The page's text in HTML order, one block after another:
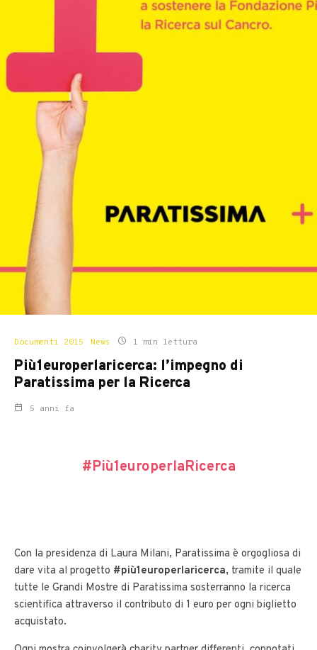
Documenti 2015 News 1 min lettura
Più1europerlaricerca: l’impegno di
Paratissima per la Ricerca
5 anni fa
#Più1europerlaRicerca
Con la presidenza di Laura Milani, Paratissima è orgogliosa di
dare vita al progetto #più1europerlaricerca, tramite il quale
tutte le Grandi Mostre di Paratissima sosterranno la ricerca
scientifica attraverso il contributo di 1 euro per ogni biglietto
acquistato.